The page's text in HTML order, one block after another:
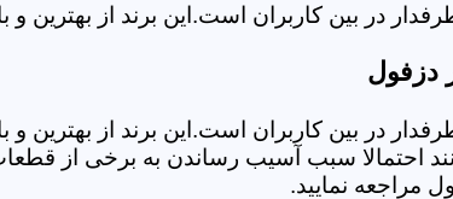
در بین کاربران است.این برند از
دزفول
در بین کاربران است.این برند از
احتمالا سبب آسیب رساندن به برخی از
مراجعه نمایید.